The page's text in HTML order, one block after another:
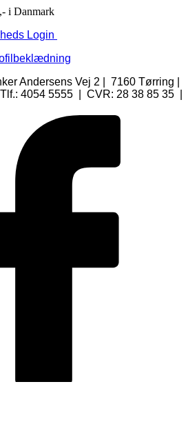
i Danmark
Login
Andersens Vej 2 | 7160 Tørring |
Tlf.: 4054 5555 | CVR: 28 38 85 35 |